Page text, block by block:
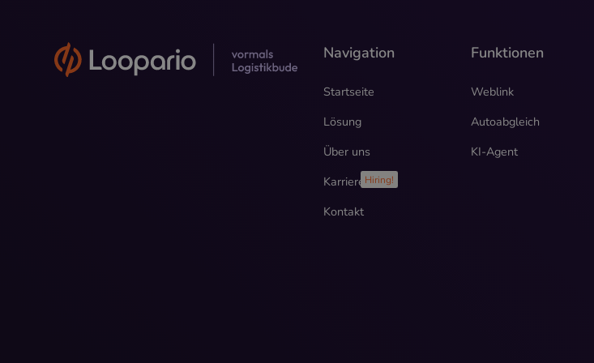
Navigation
Startseite
Lösung
Über uns
Karriere Hiring!
Kontakt
Funktionen
Weblink
Autoabgleich
KI-Agent